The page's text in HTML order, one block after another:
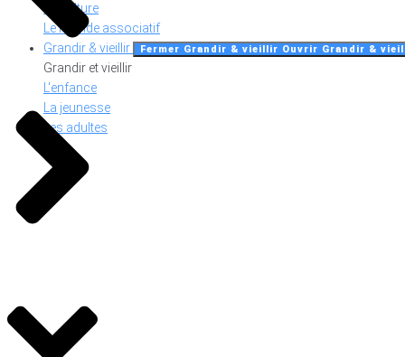
La culture
Le monde associatif
Grandir & vieillir
Fermer Grandir & vieillir Ouvrir Grandir &
Grandir et vieillir
L'enfance
La jeunesse
Les adultes